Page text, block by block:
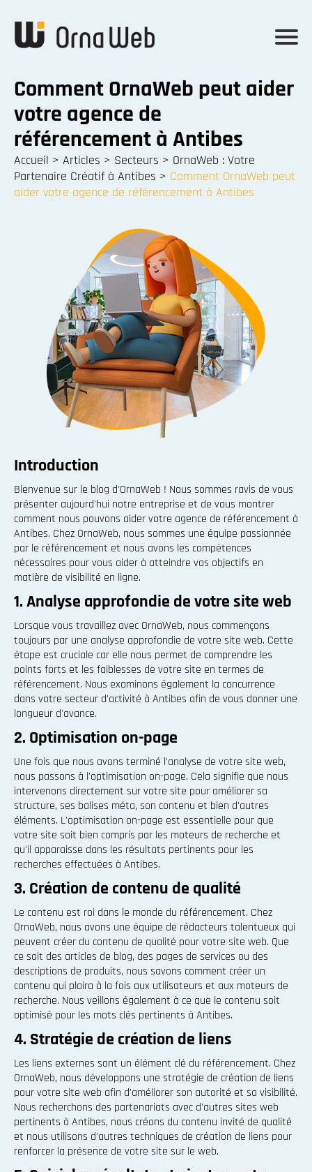
Comment OrnaWeb peut aider
votre agence de
référencement à Antibes
Accueil > Articles > Secteurs > OrnaWeb : Votre
Partenaire Créatif à Antibes > Comment OrnaWeb peut
aider votre agence de référencement à Antibes
Introduction
Bienvenue sur le blog d'OrnaWeb ! Nous sommes ravis de vous
présenter aujourd'hui notre entreprise et de vous montrer
comment nous pouvons aider votre agence de référencement à
Antibes. Chez OrnaWeb, nous sommes une équipe passionnée
par le référencement et nous avons les compétences
nécessaires pour vous aider à atteindre vos objectifs en
matière de visibilité en ligne.
1. Analyse approfondie de votre site web
Lorsque vous travaillez avec OrnaWeb, nous commençons
toujours par une analyse approfondie de votre site web. Cette
étape est cruciale car elle nous permet de comprendre les
points forts et les faiblesses de votre site en termes de
référencement. Nous examinons également la concurrence
dans votre secteur d'activité à Antibes afin de vous donner une
longueur d'avance.
2. Optimisation on-page
Une fois que nous avons terminé l'analyse de votre site web,
nous passons à l'optimisation on-page. Cela signifie que nous
intervenons directement sur votre site pour améliorer sa
structure, ses balises méta, son contenu et bien d'autres
éléments. L'optimisation on-page est essentielle pour que
votre site soit bien compris par les moteurs de recherche et
qu'il apparaisse dans les résultats pertinents pour les
recherches effectuées à Antibes.
3. Création de contenu de qualité
Le contenu est roi dans le monde du référencement. Chez
OrnaWeb, nous avons une équipe de rédacteurs talentueux qui
peuvent créer du contenu de qualité pour votre site web. Que
ce soit des articles de blog, des pages de services ou des
descriptions de produits, nous savons comment créer un
contenu qui plaira à la fois aux utilisateurs et aux moteurs de
recherche. Nous veillons également à ce que le contenu soit
optimisé pour les mots clés pertinents à Antibes.
4. Stratégie de création de liens
Les liens externes sont un élément clé du référencement. Chez
OrnaWeb, nous développons une stratégie de création de liens
pour votre site web afin d'améliorer son autorité et sa visibilité.
Nous recherchons des partenariats avec d'autres sites web
pertinents à Antibes, nous créons du contenu invité de qualité
et nous utilisons d'autres techniques de création de liens pour
renforcer la présence de votre site sur le web.